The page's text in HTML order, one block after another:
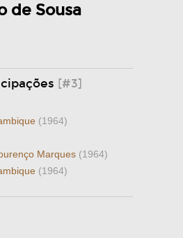
de Sousa
[#3]
(1964)
Marques (1964)
(1964)